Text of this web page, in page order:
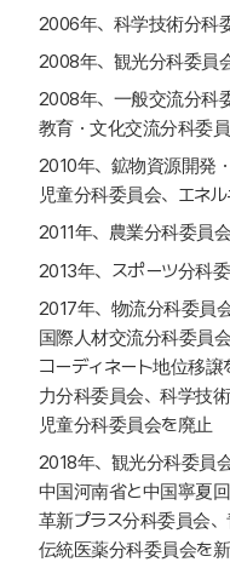
2006年、科学技術分科
2008年、観光分科委員
2008年、一般交流分科
教育・文化交流分科委
2010年、鉱物資源開発
児童分科委員会、エネ
2011年、農業分科委員
2013年、スポーツ分科
2017年、物流分科委員
国際人材交流分科委員会
コーディネート地位移
力分科委員会、科学技
児童分科委員会を廃止
2018年、観光分科委員会
中国河南省と中国寧夏
革新プラス分科委員会
伝統医薬分科委員会を